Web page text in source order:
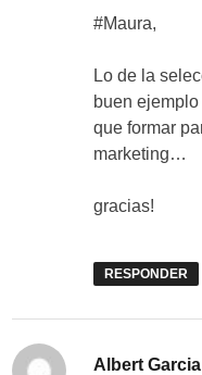
#Maura,
Lo de la
buen
que formar
marketing…
gracias!
RESPONDER
Albert